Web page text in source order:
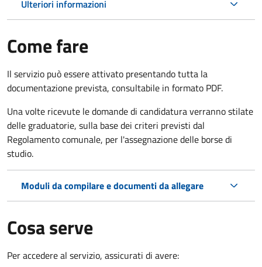
Ulteriori informazioni
Come fare
Il servizio può essere attivato presentando tutta la
documentazione prevista, consultabile in formato PDF.
Una volte ricevute le domande di candidatura verranno stilate
delle graduatorie, sulla base dei criteri previsti dal
Regolamento comunale, per l'assegnazione delle borse di
studio.
Moduli da compilare e documenti da allegare
Cosa serve
Per accedere al servizio, assicurati di avere: